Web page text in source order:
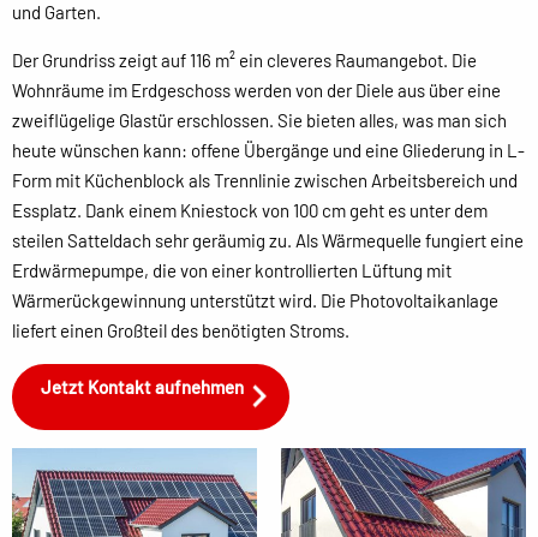
und Garten.
Der Grundriss zeigt auf 116 m² ein cleveres Raumangebot. Die
Wohnräume im Erdgeschoss werden von der Diele aus über eine
zweiflügelige Glastür erschlossen. Sie bieten alles, was man sich
heute wünschen kann: offene Übergänge und eine Gliederung in L-
Form mit Küchenblock als Trennlinie zwischen Arbeitsbereich und
Essplatz. Dank einem Kniestock von 100 cm geht es unter dem
steilen Satteldach sehr geräumig zu. Als Wärmequelle fungiert eine
Erdwärmepumpe, die von einer kontrollierten Lüftung mit
Wärmerückgewinnung unterstützt wird. Die Photovoltaikanlage
liefert einen Großteil des benötigten Stroms.
Jetzt Kontakt aufnehmen